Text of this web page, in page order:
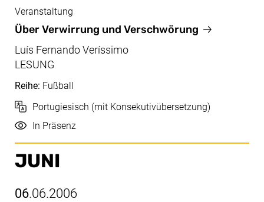
Juni, 12.06.2006
Über Verwirrung und Verschwörung
Veranstaltung
Luís Fernando Veríssimo
LESUNG
Reihe: Fußball
Sprache
Portugiesisch (mit Konsekutivübersetzung)
Durchführung
In Präsenz
JUNI
06.06.2006